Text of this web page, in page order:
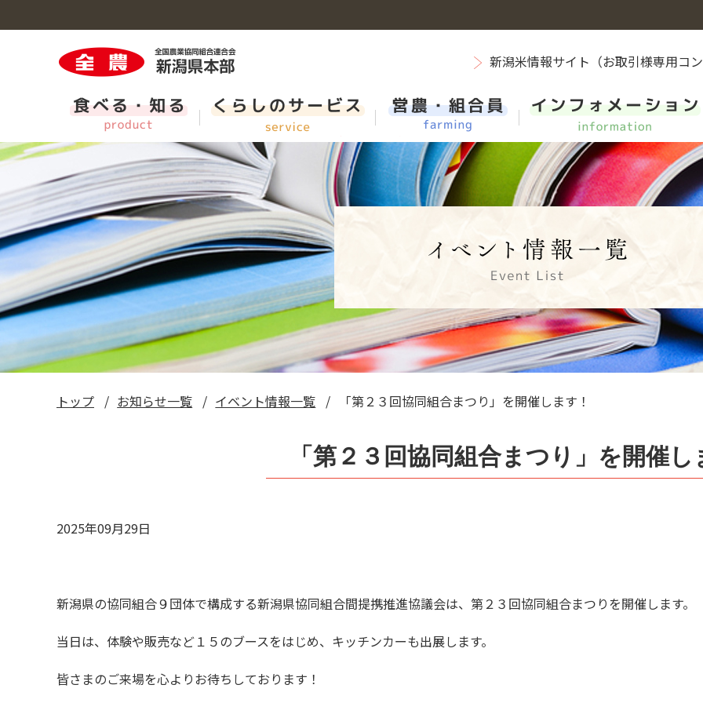
新潟米情報サイト（お取引様専用コ
食べる・知るのトップへ 新潟米
新潟の切花
くらしのサービスのトップへ エーコープマーク品
県内Aコープ一覧・ＪＡ直売所
クミアイプロパン ＪＡ車両センター
営農・組合員のトップへ 営農レポートバックナンバー
農業機械と農業関連施設
インフォメーションのトップへ 組織・機構紹介
施設・子会社等の紹介
CM・動画ライブラリー
採用情報のトップへ 新卒採用 総合職（事務系・県域コース新潟）
新卒採用 担当職（短大卒程度・事務系・県域コース
新潟）
福利厚生
トップ お知らせ一覧 イベント情報一覧 「第２３回協同組合まつり」を開催します！
「第２３回協同組合まつり」を開催し
2025年09月29日
新潟県の協同組合９団体で構成する新潟県協同組合間提携推進協議会は、第２３回協同組合まつりを開催します。
当日は、体験や販売など１５のブースをはじめ、キッチンカーも出展します。
皆さまのご来場を心よりお待ちしております！